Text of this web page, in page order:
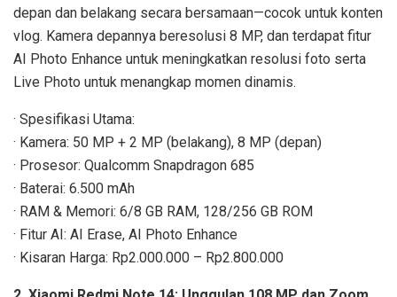
depan dan belakang secara bersamaan—cocok untuk konten
vlog. Kamera depannya beresolusi 8 MP, dan terdapat fitur
AI Photo Enhance untuk meningkatkan resolusi foto serta
Live Photo untuk menangkap momen dinamis.
· Spesifikasi Utama:
· Kamera: 50 MP + 2 MP (belakang), 8 MP (depan)
· Prosesor: Qualcomm Snapdragon 685
· Baterai: 6.500 mAh
· RAM & Memori: 6/8 GB RAM, 128/256 GB ROM
· Fitur AI: AI Erase, AI Photo Enhance
· Kisaran Harga: Rp2.000.000 – Rp2.800.000